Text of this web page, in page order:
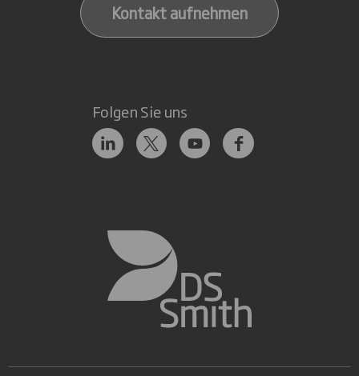
Kontakt aufnehmen
Folgen Sie uns